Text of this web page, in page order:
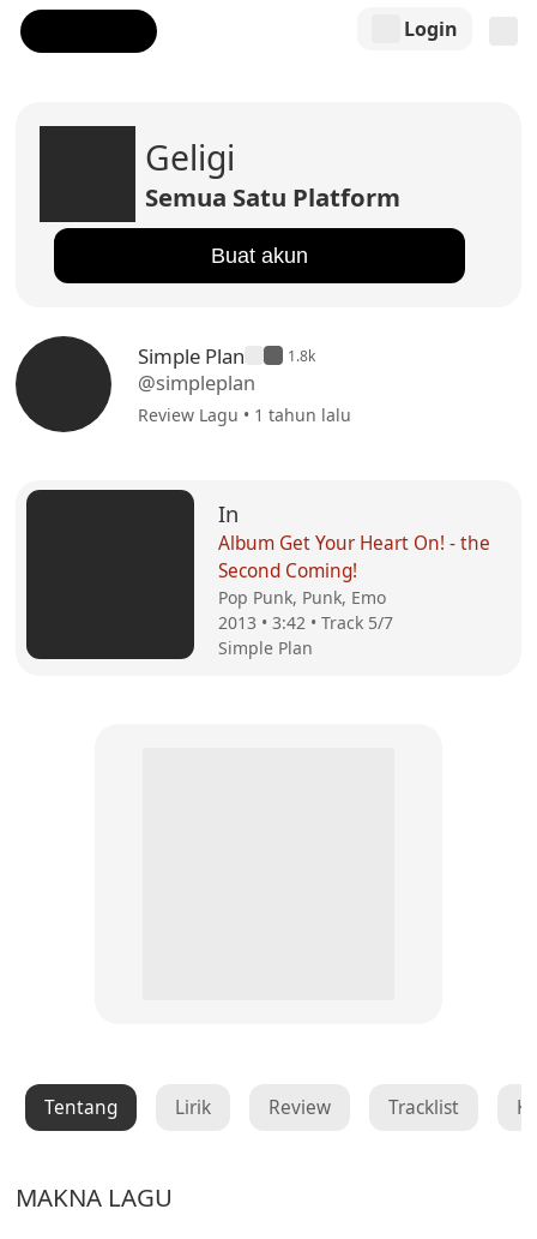
Login
Geligi
Semua Satu Platform
Buat akun
Simple Plan 1.8k
@simpleplan
Review Lagu • 1 tahun lalu
In
Album Get Your Heart On! - the
Second Coming!
Pop Punk, Punk, Emo
2013 • 3:42 • Track 5/7
Simple Plan
Tentang Lirik Review Tracklist
MAKNA LAGU